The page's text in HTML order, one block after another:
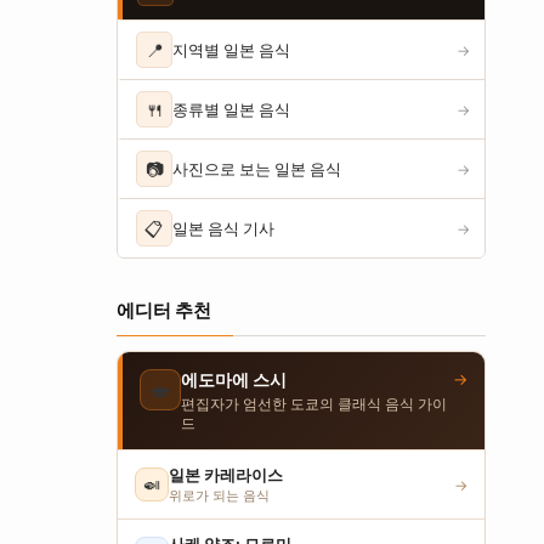
📍 지역별 일본 음식 →
🍴 종류별 일본 음식 →
📷 사진으로 보는 일본 음식 →
📋 일본 음식 기사 →
에디터 추천
🍣 에도마에 스시
편집자가 엄선한 도쿄의 클래식 음식 가이
드
→
🍛 일본 카레라이스
위로가 되는 음식
→